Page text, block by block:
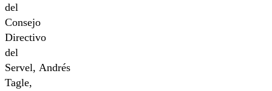
del
Consejo
Directivo
del
Servel, Andrés
Tagle,